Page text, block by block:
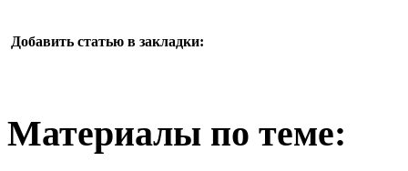
Добавить статью в закладки:
Материалы по теме: